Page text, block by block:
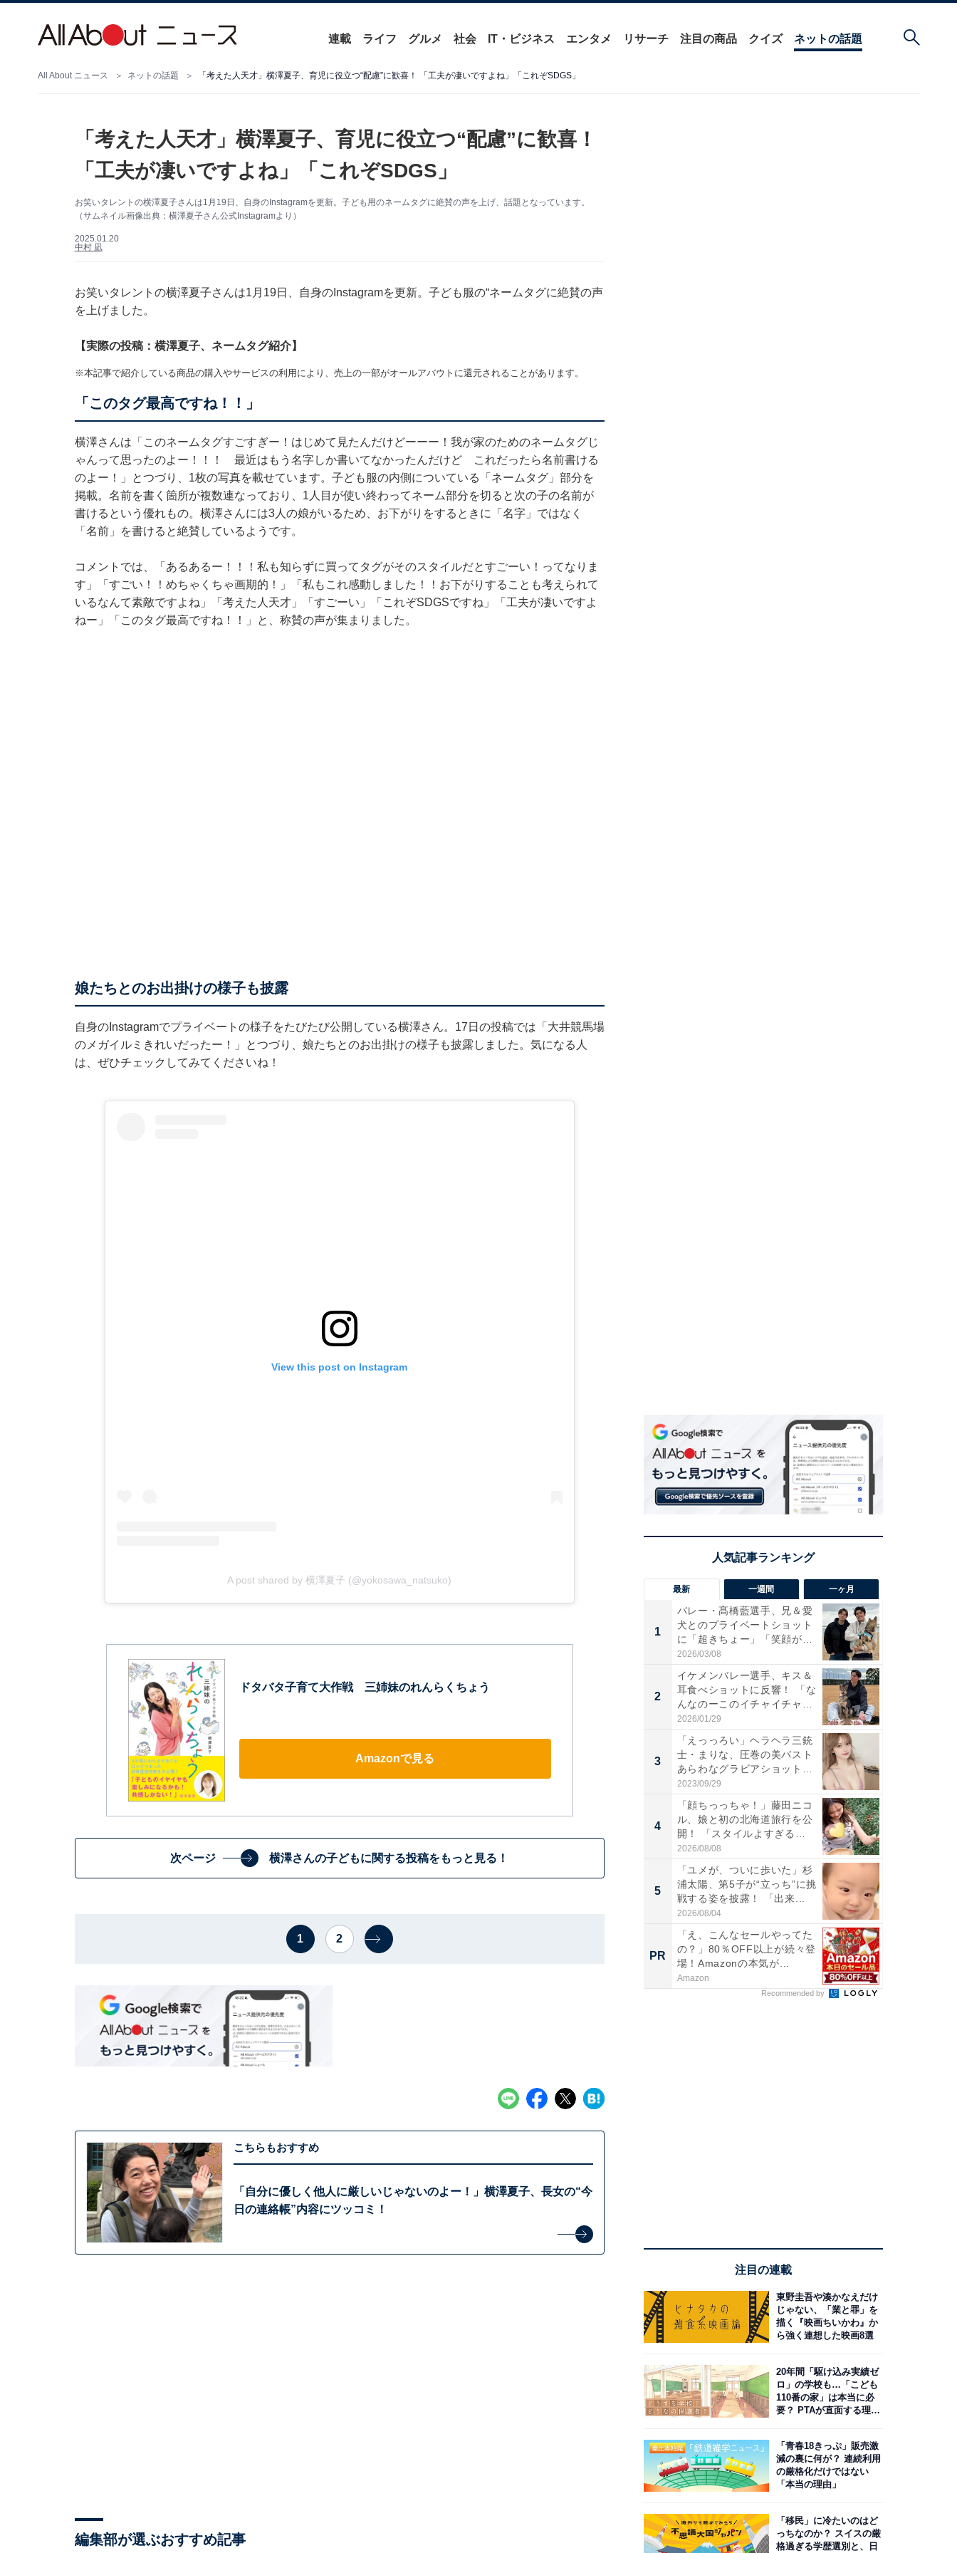
連載 ライフ グルメ 社会 IT・ビジネス エンタメ リサーチ 注目の商品 クイズ ネットの話題
All About ニュース ネットの話題 「考えた人天才」横澤夏子、育児に役立つ“配慮”に歓喜！ 「工夫が凄いですよね」「これぞSDGS」
「考えた人天才」横澤夏子、育児に役立つ“配慮”に歓喜！
「工夫が凄いですよね」「これぞSDGS」
お笑いタレントの横澤夏子さんは1月19日、自身のInstagramを更新。子ども用のネームタグに絶賛の声を上げ、話題となっています。
（サムネイル画像出典：横澤夏子さん公式Instagramより）
2025.01.20
中村 凪
お笑いタレントの横澤夏子さんは1月19日、自身のInstagramを更新。子ども服の“ネームタグに絶賛の声
を上げました。
【実際の投稿：横澤夏子、ネームタグ紹介】
※本記事で紹介している商品の購入やサービスの利用により、売上の一部がオールアバウトに還元されることがあります。
「このタグ最高ですね！！」
横澤さんは「このネームタグすごすぎー！はじめて見たんだけどーーー！我が家のためのネームタグじ
ゃんって思ったのよー！！！ 最近はもう名字しか書いてなかったんだけど これだったら名前書ける
のよー！」とつづり、1枚の写真を載せています。子ども服の内側についている「ネームタグ」部分を
掲載。名前を書く箇所が複数連なっており、1人目が使い終わってネーム部分を切ると次の子の名前が
書けるという優れもの。横澤さんには3人の娘がいるため、お下がりをするときに「名字」ではなく
「名前」を書けると絶賛しているようです。
コメントでは、「あるあるー！！！私も知らずに買ってタグがそのスタイルだとすごーい！ってなりま
す」「すごい！！めちゃくちゃ画期的！」「私もこれ感動しました！！お下がりすることも考えられて
いるなんて素敵ですよね」「考えた人天才」「すごーい」「これぞSDGSですね」「工夫が凄いですよ
ねー」「このタグ最高ですね！！」と、称賛の声が集まりました。
娘たちとのお出掛けの様子も披露
自身のInstagramでプライベートの様子をたびたび公開している横澤さん。17日の投稿では「大井競馬場
のメガイルミきれいだったー！」とつづり、娘たちとのお出掛けの様子も披露しました。気になる人
は、ぜひチェックしてみてくださいね！
View this post on Instagram
A post shared by 横澤夏子 (@yokosawa_natsuko)
ドタバタ子育て大作戦 三姉妹のれんらくちょう
Amazonで見る
次ページ 横澤さんの子どもに関する投稿をもっと見る！
1 2
こちらもおすすめ
「自分に優しく他人に厳しいじゃないのよー！」横澤夏子、長女の“今
日の連絡帳”内容にツッコミ！
編集部が選ぶおすすめ記事
最新 一週間 一ヶ月
1
バレー・髙橋藍選手、兄＆愛
犬とのプライベートショット
に「超きちょー」「笑顔が見
れ...
2026/03/08
2
イケメンバレー選手、キス＆
耳食べショットに反響！ 「な
んなのーこのイチャイチャ
感...
2026/01/29
3
「えっっろい」ヘラヘラ三銃
士・まりな、圧巻の美バスト
あらわなグラビアショット公
開...
2023/09/29
4
「顔ちっっちゃ！」藤田ニコ
ル、娘と初の北海道旅行を公
開！ 「スタイルよすぎる
よ〜...
2026/08/08
5
「ユメが、ついに歩いた」杉
浦太陽、第5子が“立っち”に挑
戦する姿を披露！ 「出来...
2026/08/04
PR
「え、こんなセールやってた
の？」80％OFF以上が続々登
場！Amazonの本気が...
Amazon
Recommended by
注目の連載
東野圭吾や湊かなえだけ
じゃない、「業と罪」を
描く『映画ちいかわ』か
ら強く連想した映画8選
20年間「駆け込み実績ゼ
ロ」の学校も…「こども
110番の家」は本当に必
要？ PTAが直面する理想
「青春18きっぷ」販売激
減の裏に何が？ 連続利用
の厳格化だけではない
「本当の理由」
「移民」に冷たいのはど
っちなのか？ スイスの厳
格過ぎる学歴選別と、日